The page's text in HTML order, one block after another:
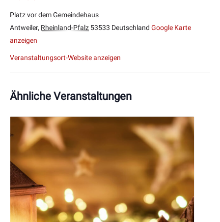
Platz vor dem Gemeindehaus
Antweiler, Rheinland-Pfalz 53533 Deutschland Google Karte
anzeigen
Veranstaltungsort-Website anzeigen
Ähnliche Veranstaltungen